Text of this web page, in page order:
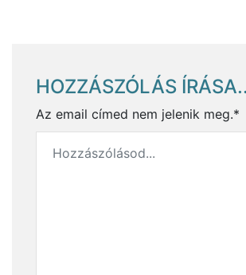
A varázslat útján a golf őshazájától a
HOZZÁSZÓLÁS
Az email címed nem jelenik meg.*